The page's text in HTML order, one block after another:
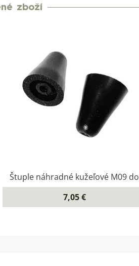
zboží
Štuple náhradné kužeľové M09 do
7,05 €